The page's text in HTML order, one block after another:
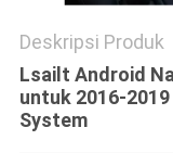
Deskripsi Produk
Lsailt Android
untuk 2016-
System